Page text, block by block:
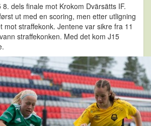
dels finale mot Krokom Dvärsätts IF.
ut med en scoring, men etter utligning
mot straffekonk. Jentene var sikre fra 11
straffekonken. Med det kom J15